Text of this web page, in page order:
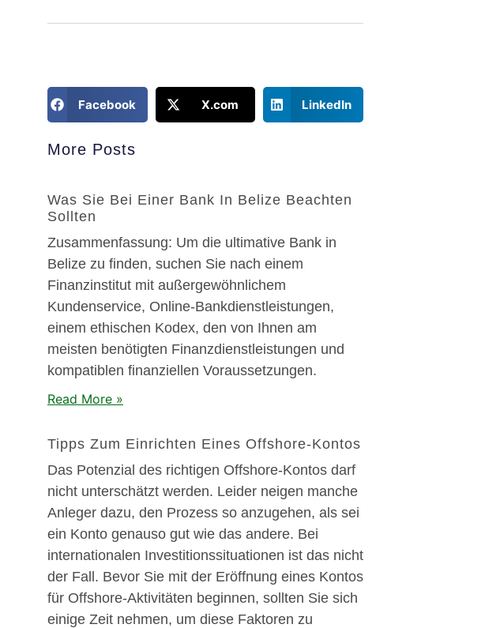
Facebook X.com LinkedIn
More Posts
Was Sie Bei Einer Bank In Belize Beachten
Sollten
Zusammenfassung: Um die ultimative Bank in
Belize zu finden, suchen Sie nach einem
Finanzinstitut mit außergewöhnlichem
Kundenservice, Online-Bankdienstleistungen,
einem ethischen Kodex, den von Ihnen am
meisten benötigten Finanzdienstleistungen und
kompatiblen finanziellen Voraussetzungen.
Read More »
Tipps Zum Einrichten Eines Offshore-Kontos
Das Potenzial des richtigen Offshore-Kontos darf
nicht unterschätzt werden. Leider neigen manche
Anleger dazu, den Prozess so anzugehen, als sei
ein Konto genauso gut wie das andere. Bei
internationalen Investitionssituationen ist das nicht
der Fall. Bevor Sie mit der Eröffnung eines Kontos
für Offshore-Aktivitäten beginnen, sollten Sie sich
einige Zeit nehmen, um diese Faktoren zu